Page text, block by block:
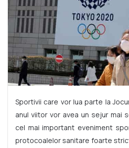
Sportivii care vor lua parte la
anul viitor vor avea un sejur mai
cel mai important eveniment
protocoalelor sanitare foarte